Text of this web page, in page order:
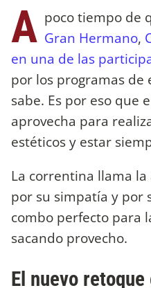
A poco tiempo de
Gran Hermano,
en una de las
por los programas de
sabe. Es por eso que
aprovecha para
estéticos y estar
La correntina llama
por su simpatía y por
combo perfecto para
sacando provecho.
El nuevo